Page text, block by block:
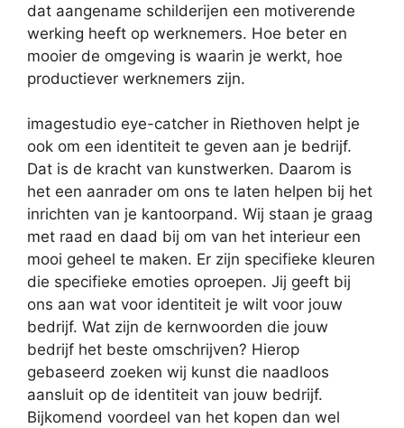
dat aangename schilderijen een motiverende
werking heeft op werknemers. Hoe beter en
mooier de omgeving is waarin je werkt, hoe
productiever werknemers zijn.
imagestudio eye-catcher in Riethoven helpt je
ook om een identiteit te geven aan je bedrijf.
Dat is de kracht van kunstwerken. Daarom is
het een aanrader om ons te laten helpen bij het
inrichten van je kantoorpand. Wij staan je graag
met raad en daad bij om van het interieur een
mooi geheel te maken. Er zijn specifieke kleuren
die specifieke emoties oproepen. Jij geeft bij
ons aan wat voor identiteit je wilt voor jouw
bedrijf. Wat zijn de kernwoorden die jouw
bedrijf het beste omschrijven? Hierop
gebaseerd zoeken wij kunst die naadloos
aansluit op de identiteit van jouw bedrijf.
Bijkomend voordeel van het kopen dan wel